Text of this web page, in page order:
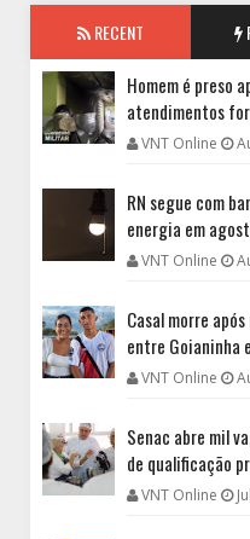
RECENT
Homem é preso
atendimentos
VNT Online
RN segue com
energia em
VNT Online
Casal morre
entre Goianinha
VNT Online
Senac abre mil
de qualificação
VNT Online